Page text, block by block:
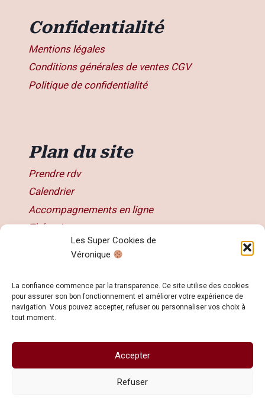
Les Super Cookies de
Véronique
La confiance commence par la transparence. Ce site utilise des cookies
pour assurer son bon fonctionnement et améliorer votre expérience de
navigation. Vous pouvez accepter, refuser ou personnaliser vos choix à
tout moment.
Accepter
Refuser
Confidentialité
Mentions légales
Conditions générales de ventes CGV
Politique de confidentialité
Plan du site
Prendre rdv
Calendrier
Accompagnements en ligne
Thérapies
Contact
© 2026 Veronique KOHN - Développé avec ♥